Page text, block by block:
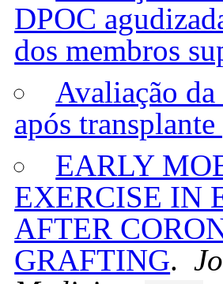
DPOC
dos membros
Avaliação
após
EARLY
EXERCISE IN
AFTER
GRAFTING.